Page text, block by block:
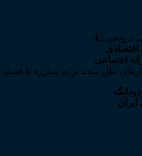
ـ 4؛
اجتماعی
ملل متحد برای مبارزه با فساد